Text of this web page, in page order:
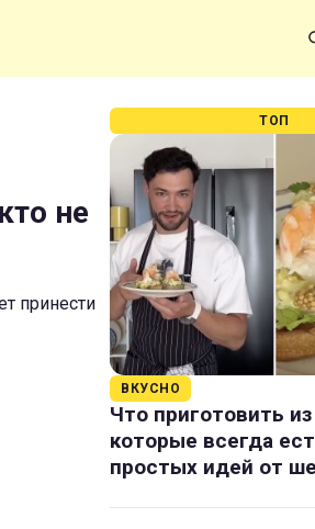
не
принести
ТОП
ВКУСНО
Что приготовить
которые всегда
простых идей от